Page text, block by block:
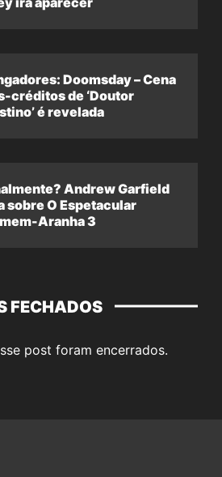
Doomsday – Cena
créditos de ‘Doutor
é revelada
Andrew Garfield
sobre O Espetacular
Aranha 3
FECHADOS
post foram encerrados.